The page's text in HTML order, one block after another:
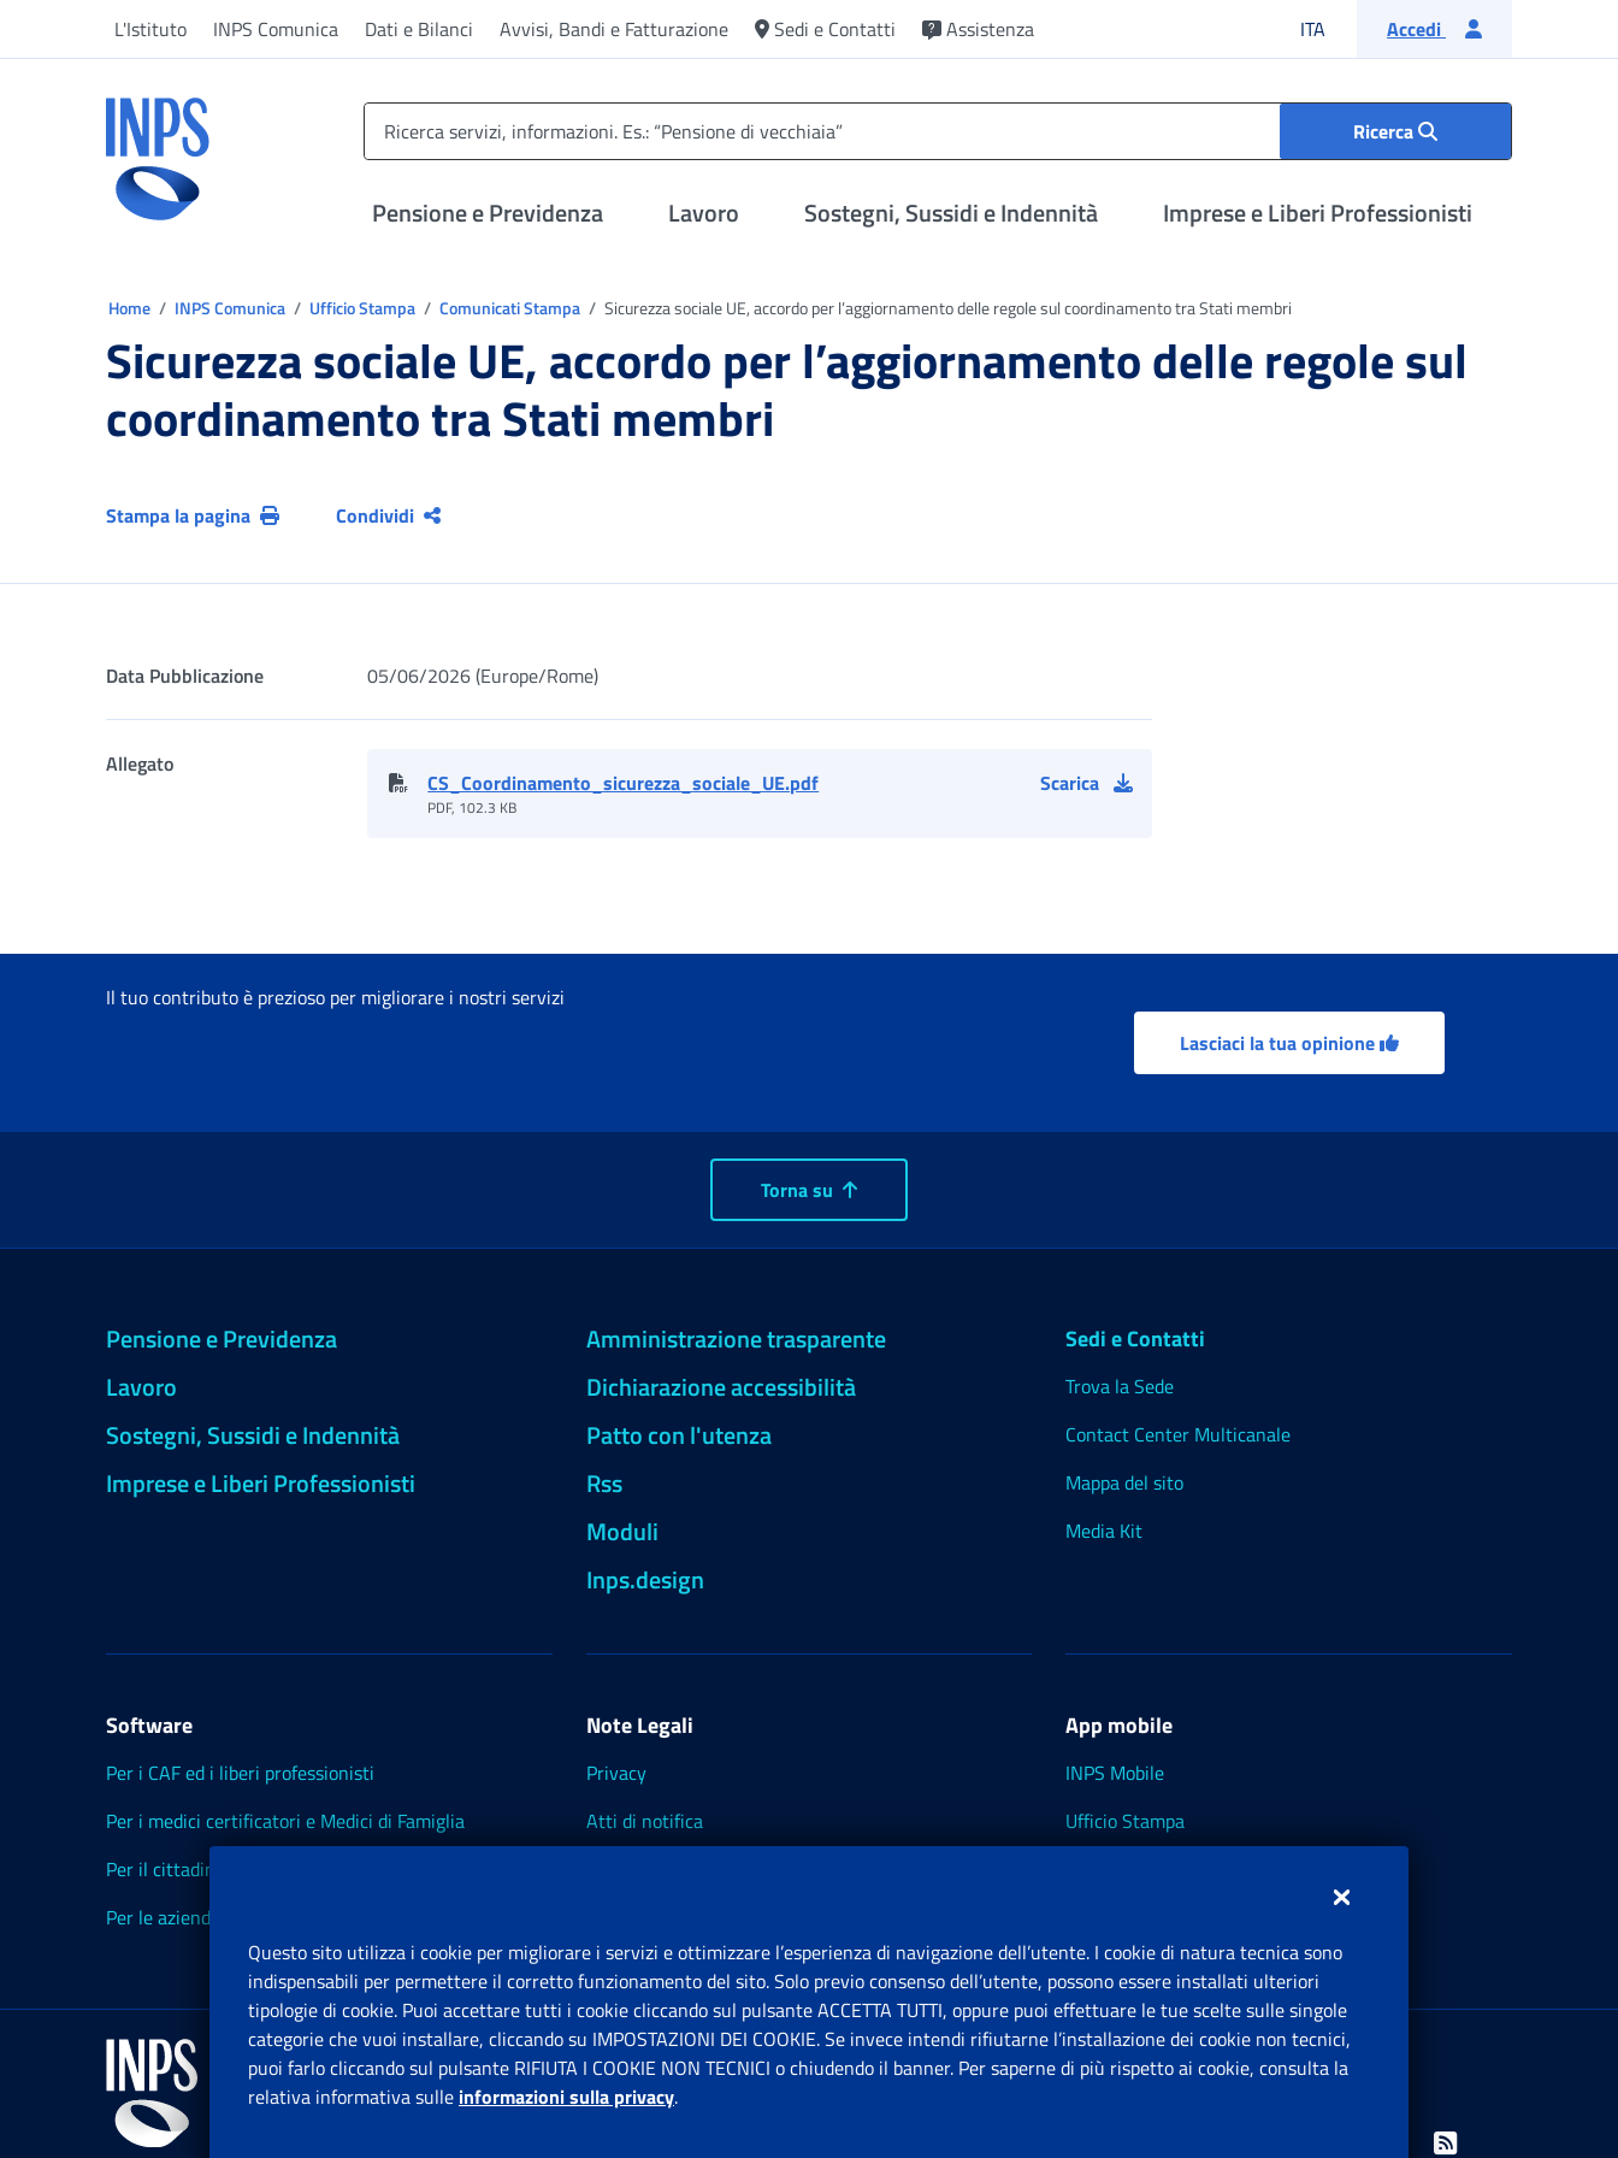
L'Istituto INPS Comunica Dati e Bilanci Avvisi, Bandi e Fatturazione Sedi e Contatti Assistenza ITA Lingua italiana
Accedi
Ricerca
Pensione e Previdenza Lavoro Sostegni, Sussidi e Indennità Imprese e Liberi Professionisti
Home INPS Comunica Ufficio Stampa Comunicati Stampa Sicurezza sociale UE, accordo per l’aggiornamento delle regole sul coordinamento tra Stati membri
Sicurezza sociale UE, accordo per l’aggiornamento delle regole sul
coordinamento tra Stati membri
Stampa la pagina Condividi
Data Pubblicazione 05/06/2026 (Europe/Rome)
Allegato
CS_Coordinamento_sicurezza_sociale_UE.pdf
PDF, 102.3 KB
Scarica
Il tuo contributo è prezioso per migliorare i nostri servizi
Lasciaci la tua opinione
Torna su
Pensione e Previdenza
Lavoro
Sostegni, Sussidi e Indennità
Imprese e Liberi Professionisti
Amministrazione trasparente
Dichiarazione accessibilità
Patto con l'utenza
Rss
Moduli
Inps.design
Sedi e Contatti
Trova la Sede
Contact Center Multicanale
Mappa del sito
Media Kit
Software
Per i CAF ed i liberi professionisti
Per i medici certificatori e Medici di Famiglia
Per il cittadino
Per le aziende ed i Consulenti
Note Legali
Privacy
Atti di notifica
App mobile
INPS Mobile
Ufficio Stampa
Sede Legale: Via Ciro il Grande, 21
00144 Roma
P.IVA 02121151001
Facebook: Apre una nuova finestra
Twitter: Apre una nuova finestra
Whatsapp: Apre una nuova finestra
Youtube: Apre una nuova
Instagram: Apre una
Linkedin: Apre
Rss: Apre
Questo sito utilizza i cookie per migliorare i servizi e ottimizzare l’esperienza di navigazione dell’utente. I cookie di natura tecnica sono
indispensabili per permettere il corretto funzionamento del sito. Solo previo consenso dell’utente, possono essere installati ulteriori
tipologie di cookie. Puoi accettare tutti i cookie cliccando sul pulsante ACCETTA TUTTI, oppure puoi effettuare le tue scelte sulle singole
categorie che vuoi installare, cliccando su IMPOSTAZIONI DEI COOKIE. Se invece intendi rifiutarne l’installazione dei cookie non tecnici,
puoi farlo cliccando sul pulsante RIFIUTA I COOKIE NON TECNICI o chiudendo il banner. Per saperne di più rispetto ai cookie, consulta la
relativa informativa sulle informazioni sulla privacy.